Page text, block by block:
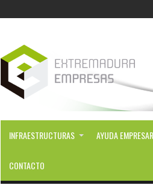
INFRAESTRUCTURAS AYUDA
CONTACTO